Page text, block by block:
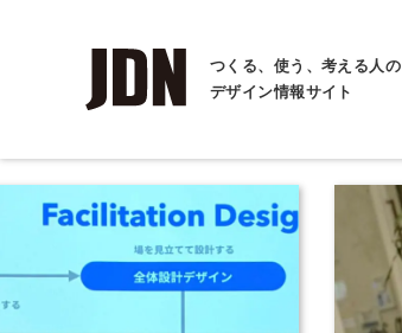
つくる、使う、考える人の
デザイン情報サイト